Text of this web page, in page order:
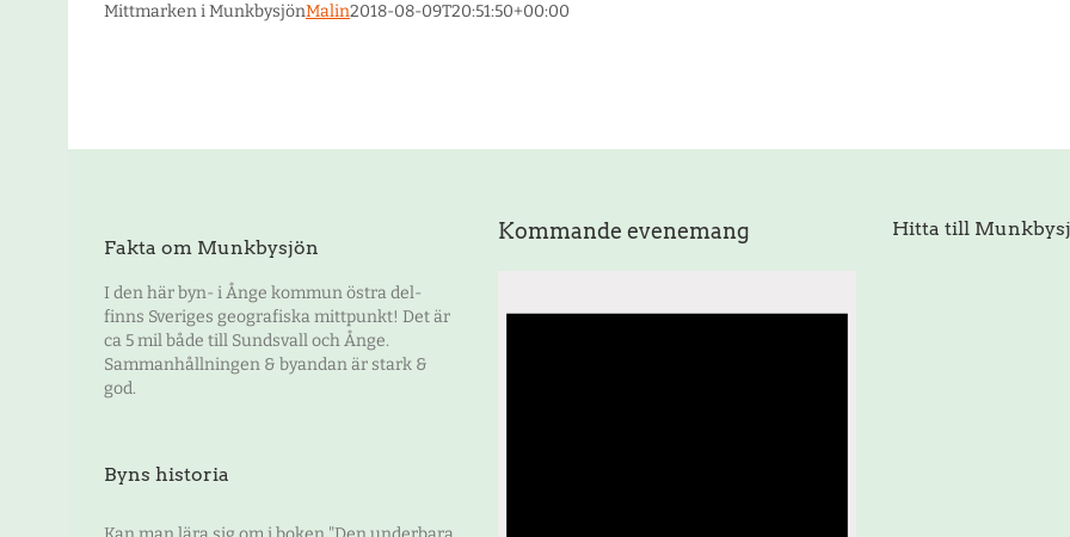
Mittmarken i MunkbysjönMalin2018-08-09T20:51:50+00:00
Fakta om Munkbysjön
I den här byn- i Ånge kommun östra del-
finns Sveriges geografiska mittpunkt! Det är
ca 5 mil både till Sundsvall och Ånge.
Sammanhållningen & byandan är stark &
god.
Byns historia
Kommande evenemang Hitta till